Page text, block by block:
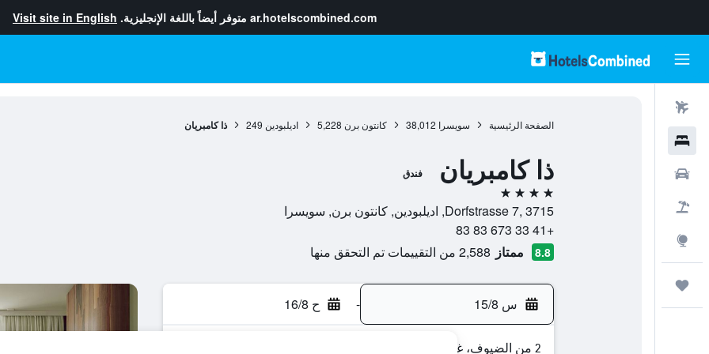
ar.hotelscombined.com متوفر أيضاً باللغة الإنجليزية. Visit site in English
الصفحة الرئيسية سويسرا 38,012 كانتون برن 5,228 اديلبودين 249 ذا كامبريان
ذا كامبريان فندق
4 نجوم
Dorfstrasse 7, 3715, اديلبودين, كانتون برن, سويسرا
+41 33 673 83 83
8.8 ممتاز 2,588 من التقييمات تم التحقق منها
س 15/8 - ح 16/8
2 من الضيوف، غرفة واحدة